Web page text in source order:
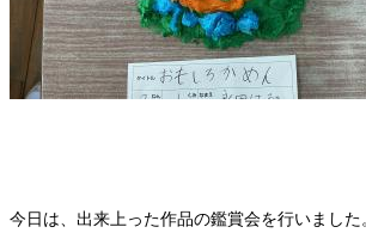
今日は、出来上った作品の鑑賞会を行いました